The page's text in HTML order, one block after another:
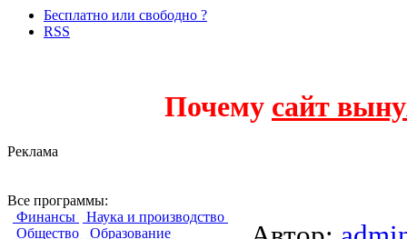
Бесплатно или свободно ?
RSS
Почему сайт
Реклама
Все программы:
Финансы
Наука и производство
Общество
Образование